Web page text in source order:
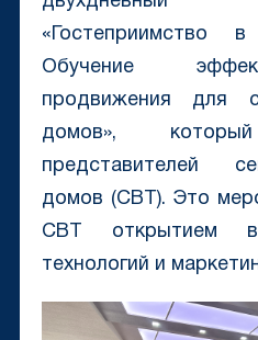
«Гостеприимство
Обучение
продвижения для
домов»,
представителей
домов (CBT). Это
CBT открытием
технологий и